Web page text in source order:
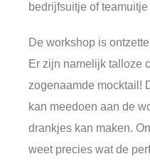
bedrijfsuitje of
De workshop is
Er zijn namelijk talloze
zogenaamde mocktail!
kan meedoen aan de
drankjes kan maken.
weet precies wat de